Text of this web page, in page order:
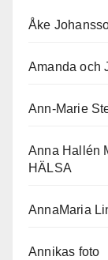
Åke
Amanda och
Ann-Marie
Anna Hallén
HÄLSA
AnnaMaria
Annikas foto